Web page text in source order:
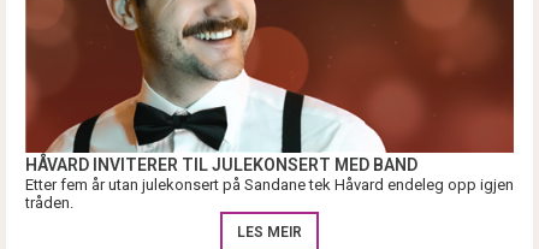
HÅVARD INVITERER TIL JULEKONSERT MED BAND
Etter fem år utan julekonsert på Sandane tek Håvard endeleg opp igjen
tråden.
LES MEIR